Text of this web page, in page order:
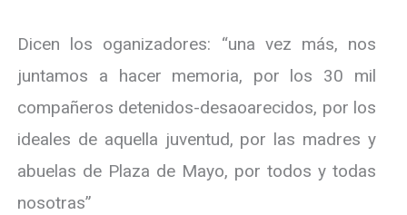
Dicen los oganizadores: “una vez más, nos
juntamos a hacer memoria, por los 30 mil
compañeros detenidos-desaoarecidos, por los
ideales de aquella juventud, por las madres y
abuelas de Plaza de Mayo, por todos y todas
nosotras”